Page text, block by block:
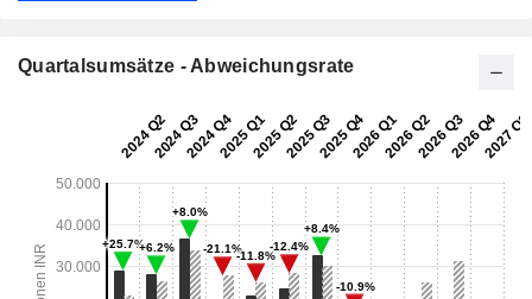
Quartalsumsätze - Abweichungsrate